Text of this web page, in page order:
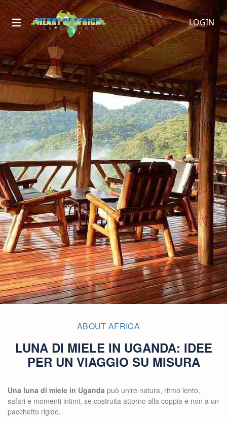
LOGIN
ABOUT AFRICA
LUNA DI MIELE IN UGANDA: IDEE
PER UN VIAGGIO SU MISURA
Una luna di miele in Uganda può unire natura, ritmo lento,
safari e momenti intimi, se costruita attorno alla coppia e non a un
pacchetto rigido.